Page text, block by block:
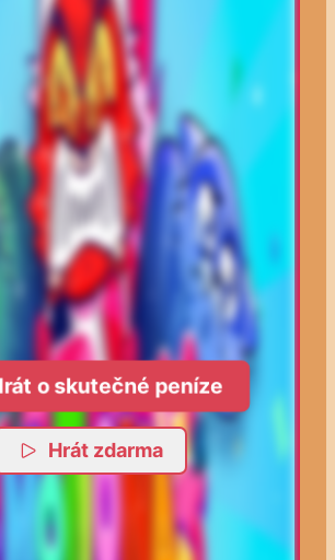
o skutečné peníze
Hrát zdarma